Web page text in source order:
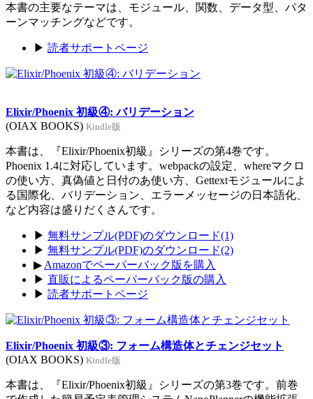
本書の主要なテーマは、モジュール、関数、データ型、パタ
ーンマッチングなどです。
▶ 読者サポートページ
Elixir/Phoenix 初級④: バリデーション
(OIAX BOOKS) Kindle版
本書は、『Elixir/Phoenix初級』シリーズの第4巻です。
Phoenix 1.4に対応しています。webpackの設定、whereマクロ
の使い方、真偽値と日付のあ使い方、Gettextモジュールによ
る国際化、バリデーション、エラーメッセージの日本語化、
など内容は盛りだくさんです。
▶ 無料サンプル(PDF)のダウンロード(1)
▶ 無料サンプル(PDF)のダウンロード(2)
▶ Amazonでペーパーバック版を購入
▶ 直販によるペーパーバック版の購入
▶ 読者サポートページ
Elixir/Phoenix 初級③: フォーム構造体とチェンジセット
(OIAX BOOKS) Kindle版
本書は、『Elixir/Phoenix初級』シリーズの第3巻です。前巻